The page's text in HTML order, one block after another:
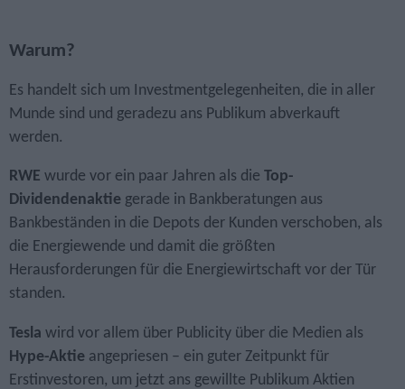
Warum?
Es handelt sich um Investment­gelegenheiten, die in aller
Munde sind und geradezu ans Publikum abverkauft
werden.
RWE wurde vor ein paar Jahren als die Top-
Dividendenaktie gerade in Bankberatungen aus
Bankbeständen in die Depots der Kunden verschoben, als
die Energiewende und damit die größten
Herausforderungen für die Energiewirtschaft vor der Tür
standen.
Tesla wird vor allem über Publicity über die Medien als
Hype-Aktie angepriesen – ein guter Zeitpunkt für
Erstinvestoren, um jetzt ans gewillte Publikum Aktien